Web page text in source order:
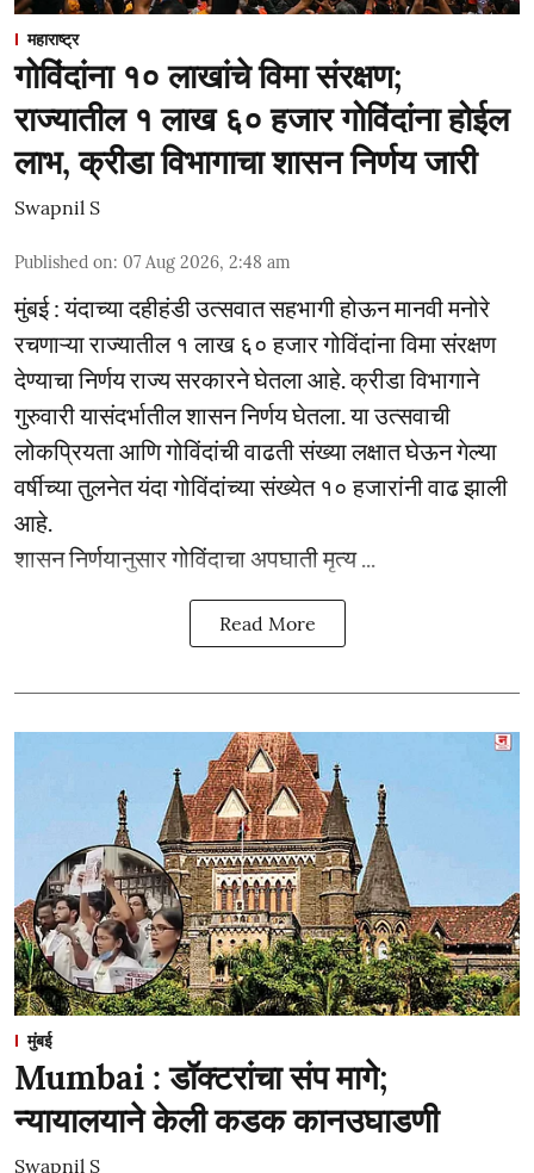
महाराष्ट्र
गोविंदांना १० लाखांचे विमा संरक्षण;
राज्यातील १ लाख ६० हजार गोविंदांना होईल
लाभ, क्रीडा विभागाचा शासन निर्णय जारी
Swapnil S
Published on: 07 Aug 2026, 2:48 am
मुंबई : यंदाच्या दहीहंडी उत्सवात सहभागी होऊन मानवी मनोरे
रचणाऱ्या राज्यातील १ लाख ६० हजार गोविंदांना विमा संरक्षण
देण्याचा निर्णय राज्य सरकारने घेतला आहे. क्रीडा विभागाने
गुरुवारी यासंदर्भातील शासन निर्णय घेतला. या उत्सवाची
लोकप्रियता आणि गोविंदांची वाढती संख्या लक्षात घेऊन गेल्या
वर्षीच्या तुलनेत यंदा गोविंदांच्या संख्येत १० हजारांनी वाढ झाली
आहे.
शासन निर्णयानुसार गोविंदाचा अपघाती मृत्य ...
Read More
मुंबई
Mumbai : डॉक्टरांचा संप मागे;
न्यायालयाने केली कडक कानउघाडणी
Swapnil S